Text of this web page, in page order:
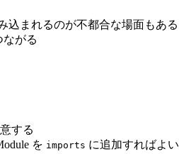
込まれるのが不都合な場面もある
がる
する
を imports に追加すればよい